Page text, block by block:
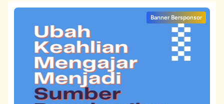
Banner Bersponsor